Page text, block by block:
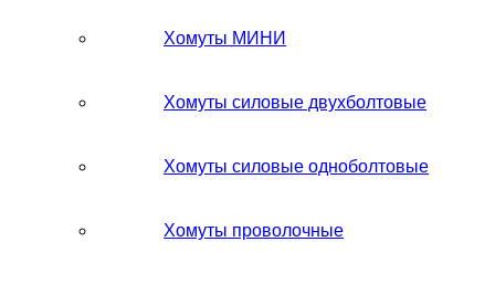
Хомуты МИНИ
Хомуты силовые двухболтовые
Хомуты силовые одноболтовые
Хомуты проволочные